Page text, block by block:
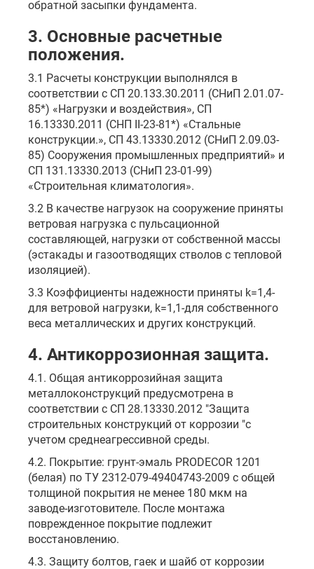
обратной засыпки фундамента.
3. Основные расчетные
положения.
3.1 Расчеты конструкции выполнялся в
соответствии с СП 20.133.30.2011 (СНиП 2.01.07-
85*) «Нагрузки и воздействия», СП
16.13330.2011 (СНП II-23-81*) «Стальные
конструкции.», СП 43.13330.2012 (СНиП 2.09.03-
85) Сооружения промышленных предприятий» и
СП 131.13330.2013 (СНиП 23-01-99)
«Строительная климатология».
3.2 В качестве нагрузок на сооружение приняты
ветровая нагрузка с пульсационной
составляющей, нагрузки от собственной массы
(эстакады и газоотводящих стволов с тепловой
изоляцией).
3.3 Коэффициенты надежности приняты k=1,4-
для ветровой нагрузки, k=1,1-для собственного
веса металлических и других конструкций.
4. Антикоррозионная защита.
4.1. Общая антикоррозийная защита
металлоконструкций предусмотрена в
соответствии с СП 28.13330.2012 "Защита
строительных конструкций от коррозии "с
учетом среднеагрессивной среды.
4.2. Покрытие: грунт-эмаль PRODECOR 1201
(белая) по ТУ 2312-079-49404743-2009 с общей
толщиной покрытия не менее 180 мкм на
заводе-изготовителе. После монтажа
поврежденное покрытие подлежит
восстановлению.
4.3. Защиту болтов, гаек и шайб от коррозии